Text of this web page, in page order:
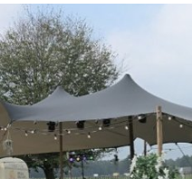
Information
A propos de Baarle
Histoire
Visit Baarle Shop
Bon d'achat Enclave